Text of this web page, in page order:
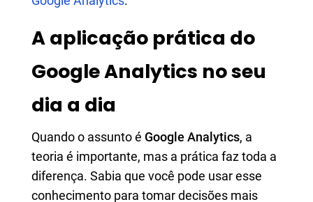
A aplicação prática do
Google Analytics no seu
dia a dia
Quando o assunto é Google Analytics, a
teoria é importante, mas a prática faz toda a
diferença. Sabia que você pode usar esse
conhecimento para tomar decisões mais